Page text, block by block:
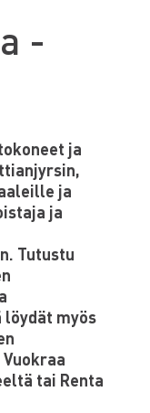
-
ja
ja
ja
Tutustu
myös
tai Renta